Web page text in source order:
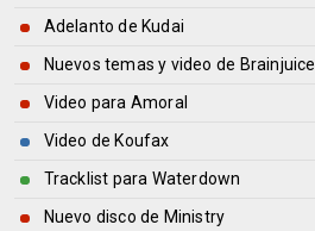
Adelanto de Kudai
Nuevos temas y video de Brainjuice
Video para Amoral
Video de Koufax
Tracklist para Waterdown
Nuevo disco de Ministry